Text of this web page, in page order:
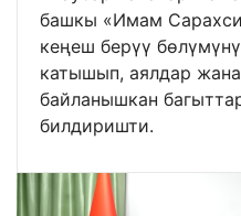
башкы «Имам
кеңеш берүү
катышып, аялдар
байланышкан
билдиришти.